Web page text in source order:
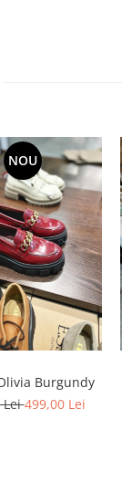
NOU
Burgundy
Lei499,00 Lei